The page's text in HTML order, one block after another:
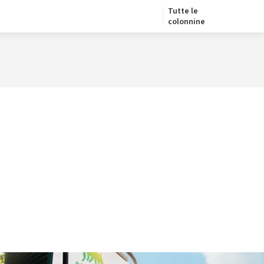
Tutte le
colonnine